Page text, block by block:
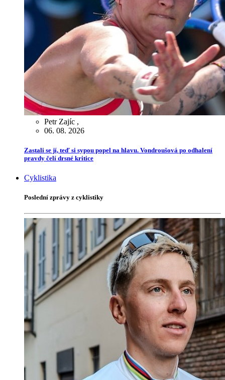
Petr Zajíc ,
06. 08. 2026
Zastali se jí, teď si sypou popel na hlavu. Vondroušová po odhalení
pravdy čelí drsné kritice
Cyklistika
Poslední zprávy z cyklistiky